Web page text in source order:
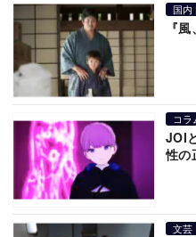
国内
『
コラ
JOI
性の
文芸